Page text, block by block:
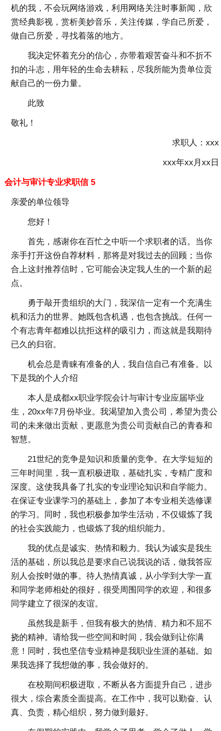
机的我，不会玩网络游戏，利用网络关注时事新闻，欣
赏经典影视，赏析美妙音乐，关注传媒，学自己所爱，
做自己所爱，寻找着落的地方。
我决定怀着充分的信心，亦带着艰苦奋斗和不折不
扣的斗志，用年轻的生命去耕耘，尽我所能为贵单位贡
献自己的一份力量。
此致
敬礼！
求职人：xxx
xxx年xx月xx日
会计与审计专业求职信 5
亲爱的单位领导
您好！
首先，感谢你在百忙之中听一个求职者的话。当你
亲手打开这份自荐材料，那将是对我过去的回顾；当你
合上这封推荐信时，它可能会决定我人生的一个新的起
点。
勇于敲开贵组织的大门，我深信一定有一个充满生
机和活力的世界。她既包含机遇，也包含挑战。任何一
个有志青年都难以抗拒这样的吸引力，而这就是我期待
已久的归宿。
机会总是青睐有准备的人，我自信自己有准备。以
下是我的个人介绍
本人是成都xx职业学院会计与审计专业应届毕业
生，20xx年7月份毕业。我渴望加入贵公司，希望为贵公
司的未来做出贡献，更愿意为贵公司贡献自己的青春和
智慧。
21世纪的竞争是知识和质量的竞争。在大学短短的
三年时间里，我一直积极进取，基础扎实，专精广度和
深度。这使我具备了扎实的专业理论知识和自学能力。
在保证专业课学习的基础上，参加了本专业相关选修课
的学习。同时，我也积极参加学生活动，不仅锻炼了我
的社会实践能力，也锻炼了我的组织能力。
我的优点是诚实、热情和毅力。我认为诚实是我生
活的基础，所以我总是要求自己说我说的话，做我答应
别人会按时做的事。待人热情真诚，从小学到大学一直
和同学老师相处的很好，很受周围同学的欢迎，和很多
同学建立了很深的友谊。
虽然我是新手，但我有极大的热情、精力和不屈不
挠的精神。请给我一些空间和时间，我会做到让你满
意！同时，我也坚信专业精神是我职业生涯的基础。如
果我选择了我想做的事，我会做好的。
在校期间积极进取，不断从各方面提升自己，进步
很大，综合素质全面提高。在工作中，我可以勤奋、认
真、负责，精心组织，努力做到最好。